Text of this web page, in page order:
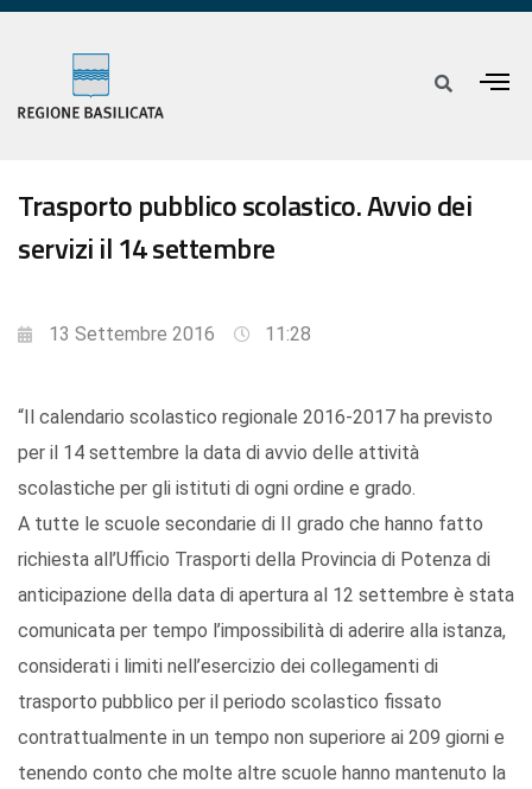
Trasporto pubblico scolastico. Avvio dei
servizi il 14 settembre
13 Settembre 2016 11:28
“Il calendario scolastico regionale 2016-2017 ha previsto
per il 14 settembre la data di avvio delle attività
scolastiche per gli istituti di ogni ordine e grado.
A tutte le scuole secondarie di II grado che hanno fatto
richiesta all’Ufficio Trasporti della Provincia di Potenza di
anticipazione della data di apertura al 12 settembre è stata
comunicata per tempo l’impossibilità di aderire alla istanza,
considerati i limiti nell’esercizio dei collegamenti di
trasporto pubblico per il periodo scolastico fissato
contrattualmente in un tempo non superiore ai 209 giorni e
tenendo conto che molte altre scuole hanno mantenuto la